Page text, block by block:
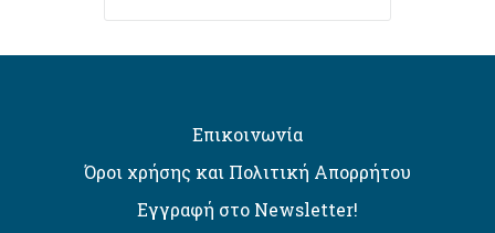
Επικοινωνία
Όροι χρήσης και Πολιτική Απορρήτου
Εγγραφή στο Newsletter!